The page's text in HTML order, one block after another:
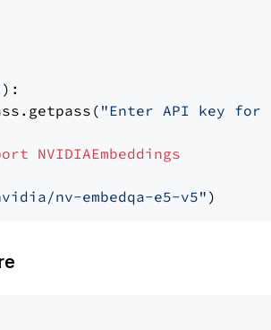
):
"Enter API key for
NVIDIAEmbeddings
nv-embedqa-e5-v5"